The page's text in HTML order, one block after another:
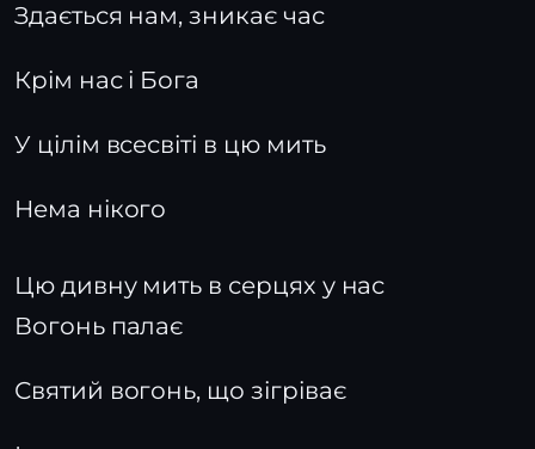
Здається нам, зникає час
Крім нас і Бога
У цілім всесвіті в цю мить
Нема нікого
Цю дивну мить в серцях у нас
Вогонь палає
Святий вогонь, що зігріває